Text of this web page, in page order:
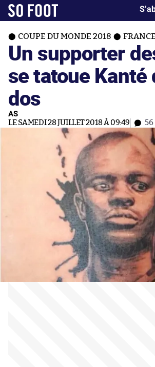
COUPE DU MONDE 2018 FRANCE
Un supporter
se tatoue Kanté
dos
AS
LE SAMEDI 28 JUILLET 2018 À 09:49 56